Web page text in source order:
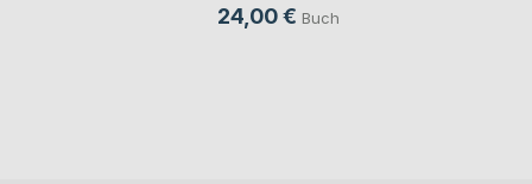
24,00 € Buch